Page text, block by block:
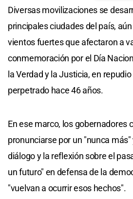
Diversas movilizaciones se
principales ciudades del país,
vientos fuertes que afectaron a
conmemoración por el Día
la Verdad y la Justicia, en
perpetrado hace 46 años.
En ese marco, los gobernadores
pronunciarse por un "nunca
diálogo y la reflexión sobre el
un futuro" en defensa de la
"vuelvan a ocurrir esos hechos".